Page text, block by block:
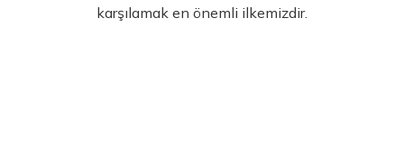
karşılamak en önemli ilkemizdir.